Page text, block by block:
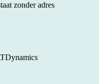
zonder adres